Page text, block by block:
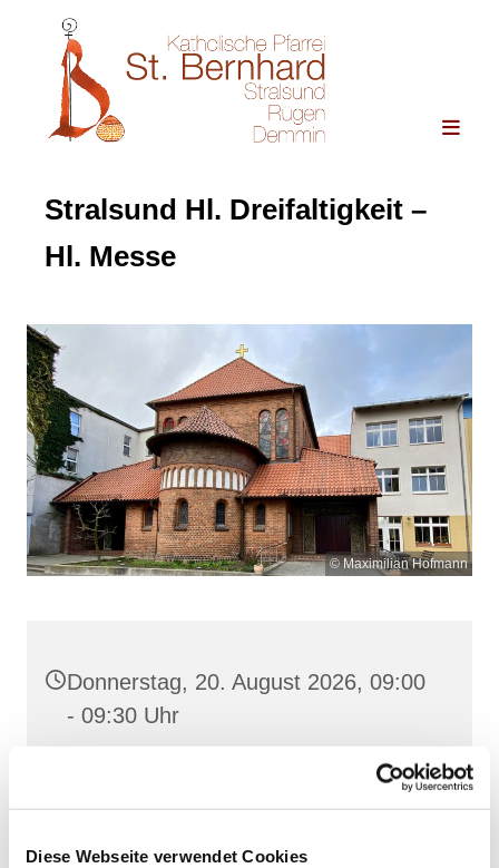
Diese Webseite verwendet Cookies
Stralsund Hl. Dreifaltigkeit –
Hl. Messe
© Maximilian Hofmann
Donnerstag, 20. August 2026, 09:00
- 09:30 Uhr
Frankenstraße 39, 18439 Stralsund